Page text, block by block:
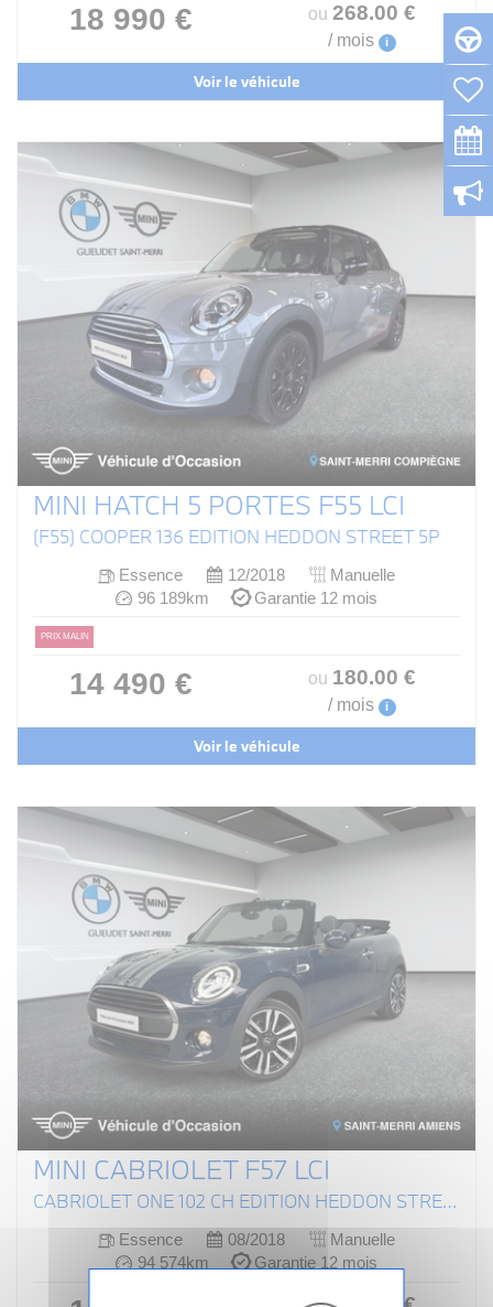
18 990 € ou 268.00 €
/ mois i
Voir le véhicule
MINI HATCH 5 PORTES F55 LCI
(F55) COOPER 136 EDITION HEDDON STREET 5P
Essence 12/2018
Manuelle
96 189km
Garantie 12 mois
PRIX MALIN
14 490 € ou 180.00 €
/ mois i
Voir le véhicule
MINI CABRIOLET F57 LCI
CABRIOLET ONE 102 CH EDITION HEDDON STREET
Essence 08/2018
Manuelle
94 574km
Garantie 12 mois